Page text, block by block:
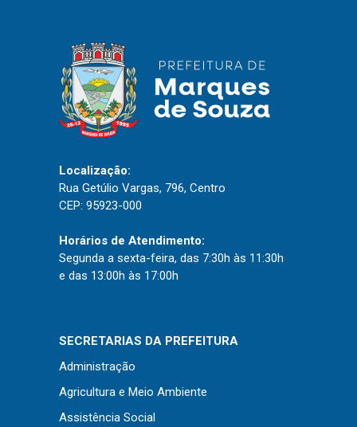
Portal do Cidadão
Portal do Servidor
Diário Oficial (Novo)
Diário Oficial (Até 30/04)
Recursos Humanos
Processo Seletivo
Seletivo Simplificado
Instruções Normativas
Licitações
Dispensas e Inexigibilidades
Chamamentos Públicos
Localização:
Rua Getúlio Vargas, 796, Centro
CEP: 95923-000
Horários de Atendimento:
Segunda a sexta-feira, das 7:30h às 11:30h
e das 13:00h às 17:00h
SECRETARIAS DA PREFEITURA
Administração
Agricultura e Meio Ambiente
Assistência Social